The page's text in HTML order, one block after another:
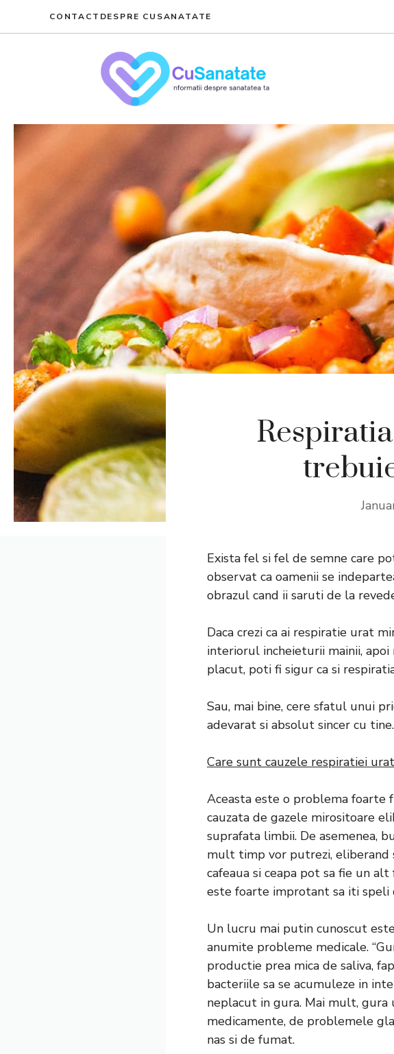
CONTACT DESPRE CUSANATATE
Exista fel si fel de semne care
observat ca oamenii se
obrazul cand ii saruti de la
Daca crezi ca ai respiratie urat
interiorul incheieturii mainii,
placut, poti fi sigur ca si
Sau, mai bine, cere sfatul unui
adevarat si absolut sincer cu tine.
Care sunt cauzele respiratiei
Aceasta este o problema foarte
cauzata de gazele mirositoare
suprafata limbii. De asemenea,
mult timp vor putrezi, eliberand
cafeaua si ceapa pot sa fie un
este foarte improtant sa iti
Un lucru mai putin cunoscut
anumite probleme medicale.
productie prea mica de saliva,
bacteriile sa se acumuleze in
neplacut in gura. Mai mult, gura
medicamente, de problemele
nas si de fumat.